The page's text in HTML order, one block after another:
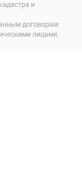
и
договорам
лицами.